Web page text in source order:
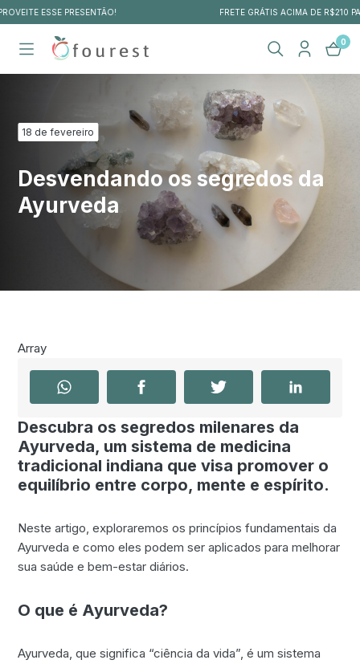
FRETE GRÁTIS ACIMA DE R$210 PARA TODO O BRASIL
0
18 de fevereiro
Desvendando os segredos da
Ayurveda
Array
Descubra os segredos milenares da
Ayurveda, um sistema de medicina
tradicional indiana que visa promover o
equilíbrio entre corpo, mente e espírito.
Neste artigo, exploraremos os princípios fundamentais da
Ayurveda e como eles podem ser aplicados para melhorar
sua saúde e bem-estar diários.
O que é Ayurveda?
Ayurveda, que significa “ciência da vida”, é um sistema